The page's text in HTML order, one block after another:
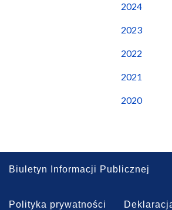
2024
2023
2022
2021
2020
Biuletyn Informacji Publicznej
Polityka prywatności